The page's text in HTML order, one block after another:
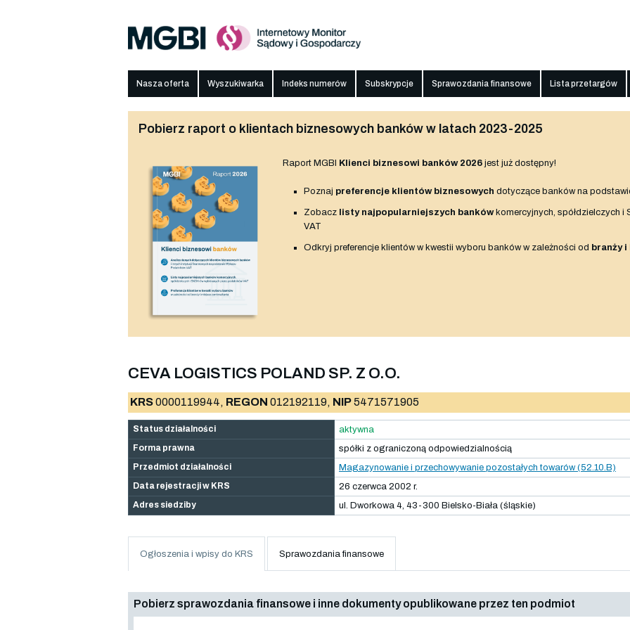
Nasza oferta Wyszukiwarka Indeks numerów Subskrypcje Sprawozdania finansowe Lista przetargów
Pobierz raport o klientach biznesowych banków w latach 2023-2025
Raport MGBI Klienci biznesowi banków 2026 jest już dostępny!
Poznaj preferencje klientów biznesowych dotyczące banków na
Zobacz listy najpopularniejszych bankówkomercyjnych, spółdzielczych i
VAT
Odkryj preferencje klientów w kwestii wyboru banków w zależności od branży
CEVA LOGISTICS POLAND SP. Z O.O.
KRS0000119944, REGON 012192119, NIP5471571905
Status działalności
aktywna
Forma prawna
spółki z ograniczoną odpowiedzialnością
Przedmiot działalności
Magazynowanie i przechowywanie pozostałych towarów (52.10.B)
Data rejestracji w KRS
26 czerwca 2002 r.
Adres siedziby
ul. Dworkowa 4, 43-300 Bielsko-Biała (śląskie)
Ogłoszenia i wpisy do KRS Sprawozdania finansowe
Pobierz sprawozdania finansowe i inne dokumenty opublikowane przez ten podmiot